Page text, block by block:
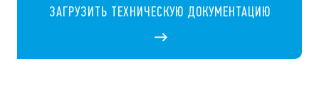
ЗАГРУЗИТЬ ТЕХНИЧЕСКУЮ ДОКУМЕНТАЦИЮ